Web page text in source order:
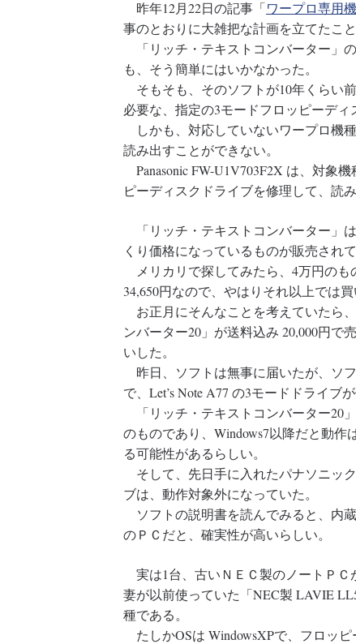
昨年12月22日の記事「ワープロ専用
事のとおりに大雑把な計画を立てたこ
「リッチ・テキストコンバーター」
も、そう簡単にはいかなかった。
そもそも、そのソフトが10年くらい
必要な、指定の3モードフロッピーディ
しかも、対応していないワープロ機
読み出すことができない。
Panasonic FW-U1V703F2X は、対象
ピーディスクドライブを修理して、読
「リッチ・テキストコンバーター」
くり価格になっているものが販売され
メリカリで探してみたら、4万円のも
34,650円なので、やはりそれ以上では買
お正月にそんなことを考えていたら
ンバーター20」が送料込み 20,000円で
いした。
昨日、ソフトは無事に届いたが、ソ
で、Let’s Note A77 の3モードドライブ
「リッチ・テキストコンバーター20
のものであり、Windows7以降だと動
る可能性があるらしい。
そして、先日手に入れたパナソニッ
ブは、動作対象外になっていた。
ソフトの説明書を読んでみると、内
のＰＣだと、確実性が高いらしい。
実は1台、古いＮＥＣ製のノートＰＣ
妻が以前使っていた「NEC製 LAVIE
種である。
たしかOSは WindowsXPで、フロッ